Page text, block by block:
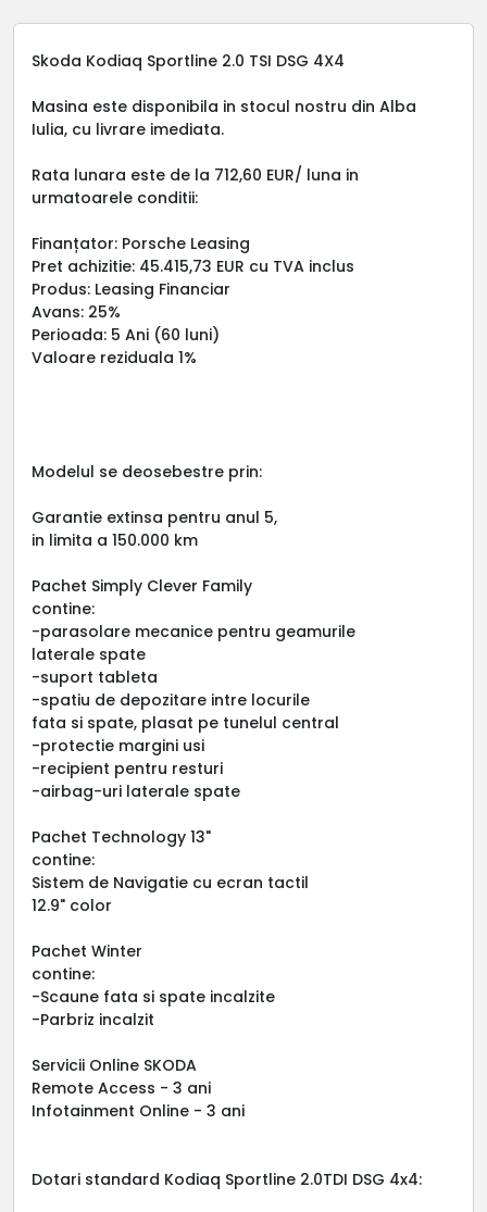
Skoda Kodiaq Sportline 2.0 TSI DSG 4X4
Masina este disponibila in stocul nostru din Alba
Iulia, cu livrare imediata.
Rata lunara este de la 712,60 EUR/ luna in
urmatoarele conditii:
Finanțator: Porsche Leasing
Pret achizitie: 45.415,73 EUR cu TVA inclus
Produs: Leasing Financiar
Avans: 25%
Perioada: 5 Ani (60 luni)
Valoare reziduala 1%
Modelul se deosebestre prin:
Garantie extinsa pentru anul 5,
in limita a 150.000 km
Pachet Simply Clever Family
contine:
-parasolare mecanice pentru geamurile
laterale spate
-suport tableta
-spatiu de depozitare intre locurile
fata si spate, plasat pe tunelul central
-protectie margini usi
-recipient pentru resturi
-airbag-uri laterale spate
Pachet Technology 13"
contine:
Sistem de Navigatie cu ecran tactil
12.9" color
Pachet Winter
contine:
-Scaune fata si spate incalzite
-Parbriz incalzit
Servicii Online SKODA
Remote Access - 3 ani
Infotainment Online - 3 ani
Dotari standard Kodiaq Sportline 2.0TDI DSG 4x4: